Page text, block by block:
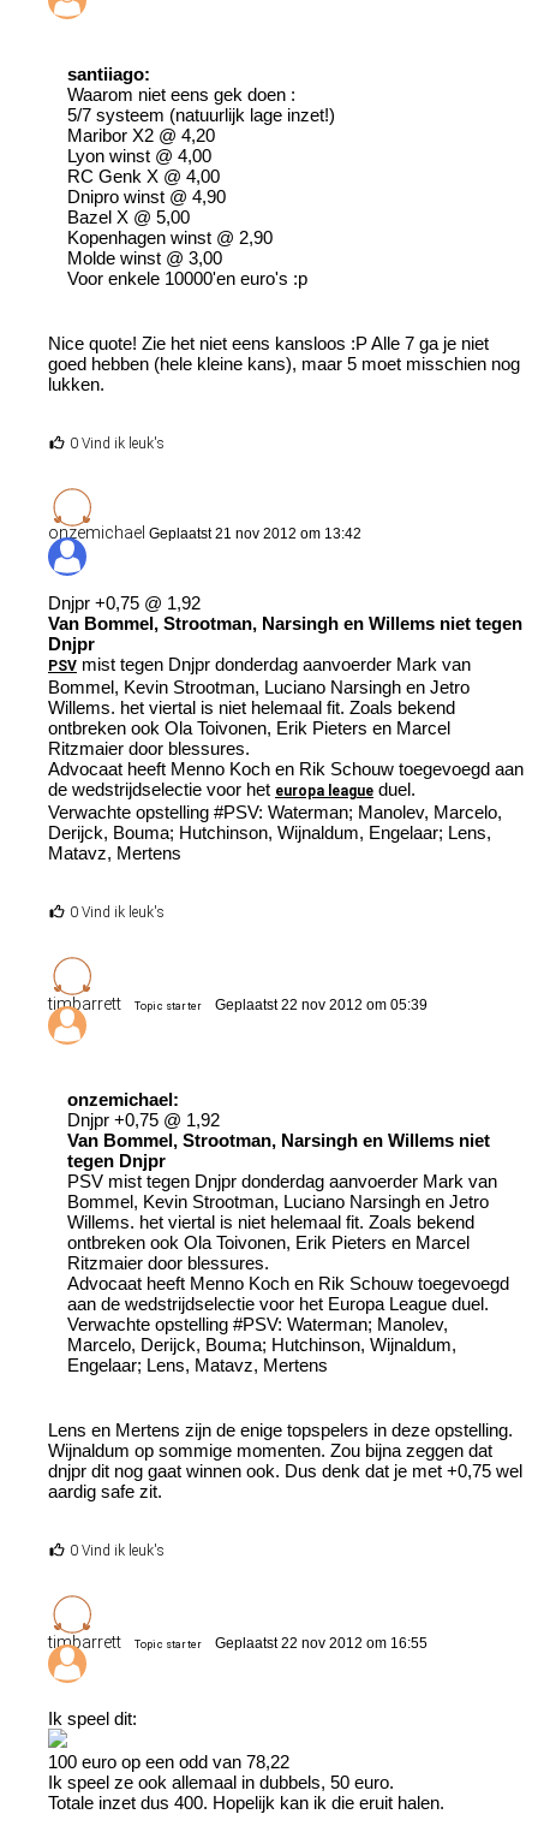
santiiago:
Waarom niet eens gek doen :
5/7 systeem (natuurlijk lage inzet!)
Maribor X2 @ 4,20
Lyon winst @ 4,00
RC Genk X @ 4,00
Dnipro winst @ 4,90
Bazel X @ 5,00
Kopenhagen winst @ 2,90
Molde winst @ 3,00
Voor enkele 10000'en euro's :p
Nice quote! Zie het niet eens kansloos :P Alle 7 ga je niet
goed hebben (hele kleine kans), maar 5 moet misschien nog
lukken.
0 Vind ik leuk's
onzemichael Geplaatst 21 nov 2012 om 13:42
Dnjpr +0,75 @ 1,92
Van Bommel, Strootman, Narsingh en Willems niet tegen
Dnjpr
PSV mist tegen Dnjpr donderdag aanvoerder Mark van
Bommel, Kevin Strootman, Luciano Narsingh en Jetro
Willems. het viertal is niet helemaal fit. Zoals bekend
ontbreken ook Ola Toivonen, Erik Pieters en Marcel
Ritzmaier door blessures.
Advocaat heeft Menno Koch en Rik Schouw toegevoegd aan
de wedstrijdselectie voor het europa league duel.
Verwachte opstelling #PSV: Waterman; Manolev, Marcelo,
Derijck, Bouma; Hutchinson, Wijnaldum, Engelaar; Lens,
Matavz, Mertens
0 Vind ik leuk's
timbarrett Topic starter Geplaatst 22 nov 2012 om 05:39
onzemichael:
Dnjpr +0,75 @ 1,92
Van Bommel, Strootman, Narsingh en Willems niet
tegen Dnjpr
PSV mist tegen Dnjpr donderdag aanvoerder Mark van
Bommel, Kevin Strootman, Luciano Narsingh en Jetro
Willems. het viertal is niet helemaal fit. Zoals bekend
ontbreken ook Ola Toivonen, Erik Pieters en Marcel
Ritzmaier door blessures.
Advocaat heeft Menno Koch en Rik Schouw toegevoegd
aan de wedstrijdselectie voor het Europa League duel.
Verwachte opstelling #PSV: Waterman; Manolev,
Marcelo, Derijck, Bouma; Hutchinson, Wijnaldum,
Engelaar; Lens, Matavz, Mertens
Lens en Mertens zijn de enige topspelers in deze opstelling.
Wijnaldum op sommige momenten. Zou bijna zeggen dat
dnjpr dit nog gaat winnen ook. Dus denk dat je met +0,75 wel
aardig safe zit.
0 Vind ik leuk's
timbarrett Topic starter Geplaatst 22 nov 2012 om 16:55
Ik speel dit:
100 euro op een odd van 78,22
Ik speel ze ook allemaal in dubbels, 50 euro.
Totale inzet dus 400. Hopelijk kan ik die eruit halen.